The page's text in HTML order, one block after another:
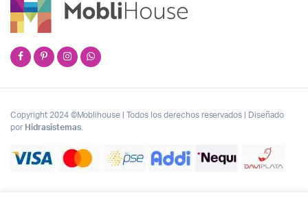
Copyright 2024 ©Moblihouse | Todos los derechos reservados | Diseñado
por Hidrasistemas.